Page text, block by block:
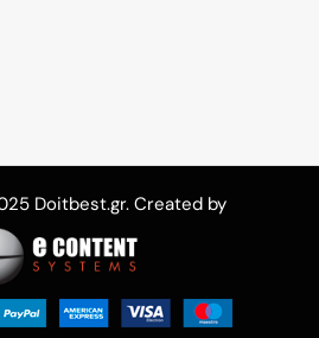
Doitbest.gr. Created by